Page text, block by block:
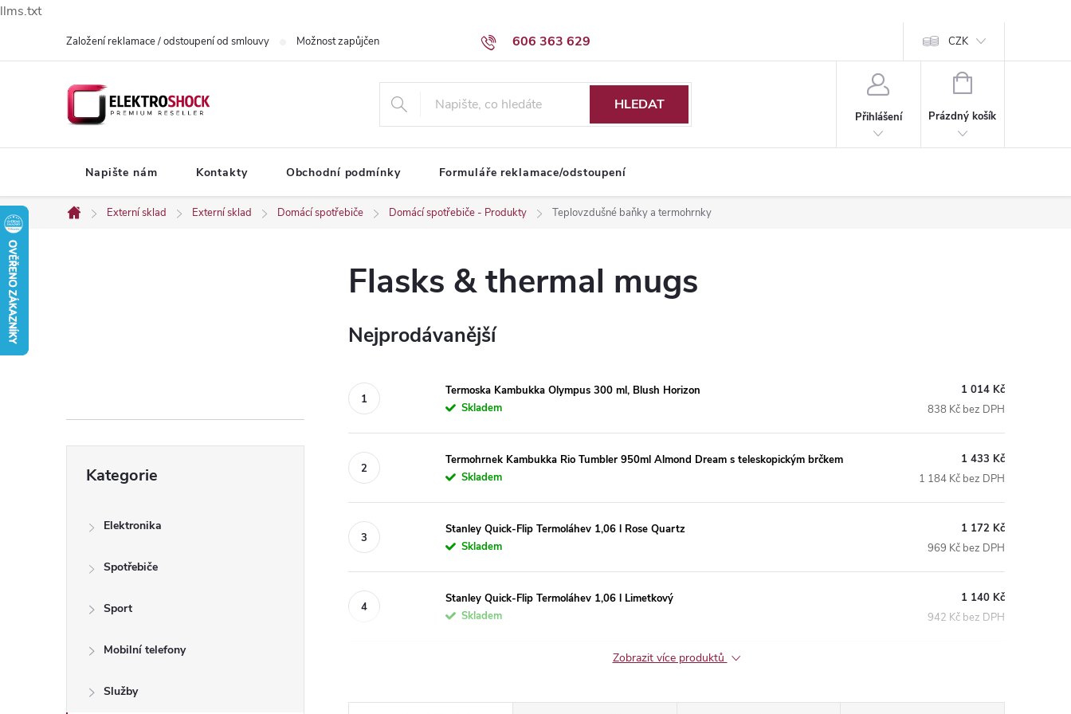
llms.txt
606 363 629
Založení reklamace / odstoupení od smlouvy Možnost zapůjčení dodávky Obchodní podmínky CZK
HLEDAT
Přihlášení
NÁKUPNÍ
Prázdný košík
Napište nám Kontakty Obchodní podmínky Formuláře reklamace/odstoupení
Domů
Externí sklad Externí sklad Domácí spotřebiče Domácí spotřebiče - Produkty Teplovzdušné baňky a termohrnky
r
kategorie
Kategorie
Elektronika
Spotřebiče
Sport
Mobilní telefony
Služby
Flasks & thermal mugs
Nejprodávanější
Termoska Kambukka Olympus 300 ml, Blush Horizon
Skladem
1 014 Kč
838 Kč bez DPH
Termohrnek Kambukka Rio Tumbler 950ml Almond Dream s teleskopickým brčkem
Skladem
1 433 Kč
1 184 Kč bez DPH
Stanley Quick-Flip Termoláhev 1,06 l Rose Quartz
Skladem
1 172 Kč
969 Kč bez DPH
Stanley Quick-Flip Termoláhev 1,06 l Limetkový
Skladem
1 140 Kč
942 Kč bez DPH
Zobrazit více produktů